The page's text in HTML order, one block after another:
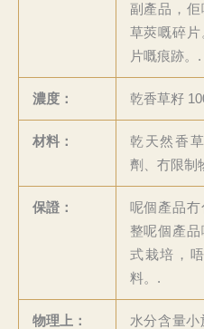
副產品，
草莢嘅碎
片嘅痕跡。.
濃度： 乾香草籽
材料：
乾天然香
劑、冇限制
保證：
呢個產品
整呢個產
式栽培，
料。.
物理上：
水分含量小